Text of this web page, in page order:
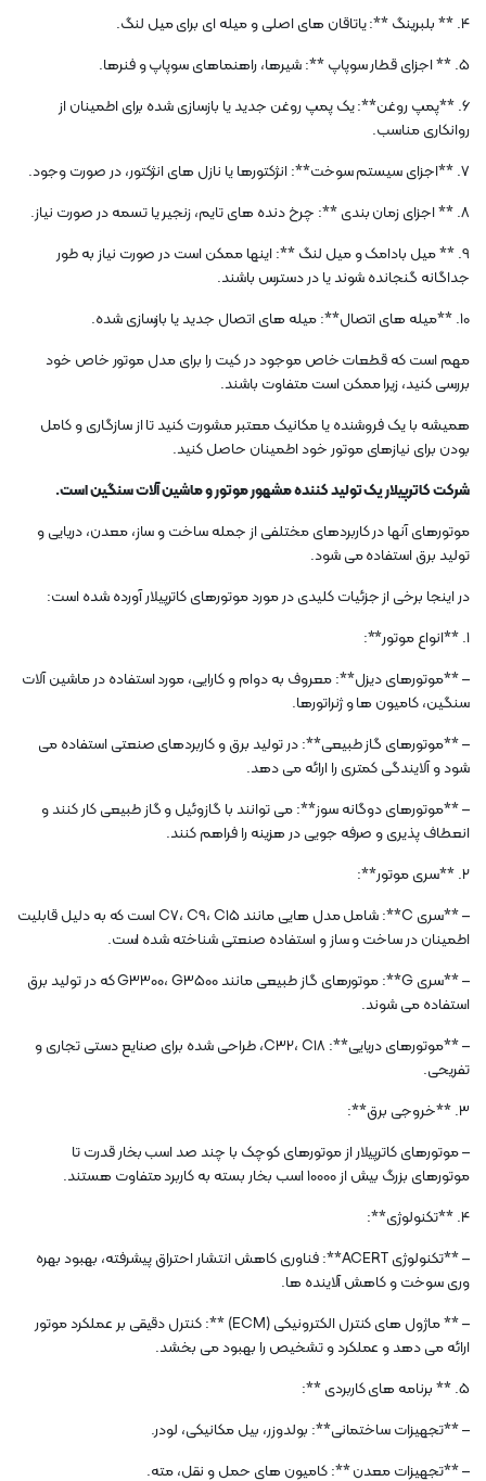
4. ** بلبرینگ **: یاتاقان های اصلی و میله ای برای میل لنگ.
5. ** اجزای قطار سوپاپ **: شیرها، راهنماهای سوپاپ و فنرها.
6. **پمپ روغن**: یک پمپ روغن جدید یا بازسازی شده برای اطمینان از
روانکاری مناسب.
7. **اجزای سیستم سوخت**: انژکتورها یا نازل های انژکتور، در صورت وجود.
8. ** اجزای زمان بندی **: چرخ دنده های تایم، زنجیر یا تسمه در صورت نیاز.
9. ** میل بادامک و میل لنگ **: اینها ممکن است در صورت نیاز به طور
جداگانه گنجانده شوند یا در دسترس باشند.
10. **میله های اتصال**: میله های اتصال جدید یا بازسازی شده.
مهم است که قطعات خاص موجود در کیت را برای مدل موتور خاص خود
بررسی کنید، زیرا ممکن است متفاوت باشند.
همیشه با یک فروشنده یا مکانیک معتبر مشورت کنید تا از سازگاری و کامل
بودن برای نیازهای موتور خود اطمینان حاصل کنید.
شرکت کاترپیلار یک تولید کننده مشهور موتور و ماشین آلات سنگین است.
موتورهای آنها در کاربردهای مختلفی از جمله ساخت و ساز، معدن، دریایی و
تولید برق استفاده می شود.
در اینجا برخی از جزئیات کلیدی در مورد موتورهای کاترپیلار آورده شده است:
1. **انواع موتور**:
– **موتورهای دیزل**: معروف به دوام و کارایی، مورد استفاده در ماشین آلات
سنگین، کامیون ها و ژنراتورها.
– **موتورهای گاز طبیعی**: در تولید برق و کاربردهای صنعتی استفاده می
شود و آلایندگی کمتری را ارائه می دهد.
– **موتورهای دوگانه سوز**: می توانند با گازوئیل و گاز طبیعی کار کنند و
انعطاف پذیری و صرفه جویی در هزینه را فراهم کنند.
2. **سری موتور**:
– **سری C**: شامل مدل هایی مانند C7، C9، C15 است که به دلیل قابلیت
اطمینان در ساخت و ساز و استفاده صنعتی شناخته شده است.
– **سری G**: موتورهای گاز طبیعی مانند G3300، G3500 که در تولید برق
استفاده می شوند.
– **موتورهای دریایی**: C32، C18، طراحی شده برای صنایع دستی تجاری و
تفریحی.
3. **خروجی برق**:
– موتورهای کاترپیلار از موتورهای کوچک با چند صد اسب بخار قدرت تا
موتورهای بزرگ بیش از 10000 اسب بخار بسته به کاربرد متفاوت هستند.
4. **تکنولوژی**:
– **تکنولوژی ACERT**: فناوری کاهش انتشار احتراق پیشرفته، بهبود بهره
وری سوخت و کاهش آلاینده ها.
– ** ماژول های کنترل الکترونیکی (ECM) **: کنترل دقیقی بر عملکرد موتور
ارائه می دهد و عملکرد و تشخیص را بهبود می بخشد.
5. ** برنامه های کاربردی **:
– **تجهیزات ساختمانی**: بولدوزر، بیل مکانیکی، لودر.
– **تجهیزات معدن **: کامیون های حمل و نقل، مته.